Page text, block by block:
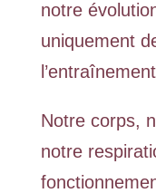
notre
uniquement
Notre corps,
notre